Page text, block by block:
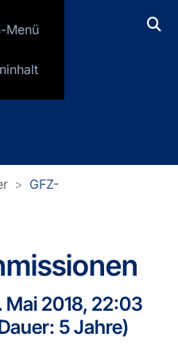
Menü
Zentrum für
GFZ-
Mai 2018, 22:03
5 Jahre)